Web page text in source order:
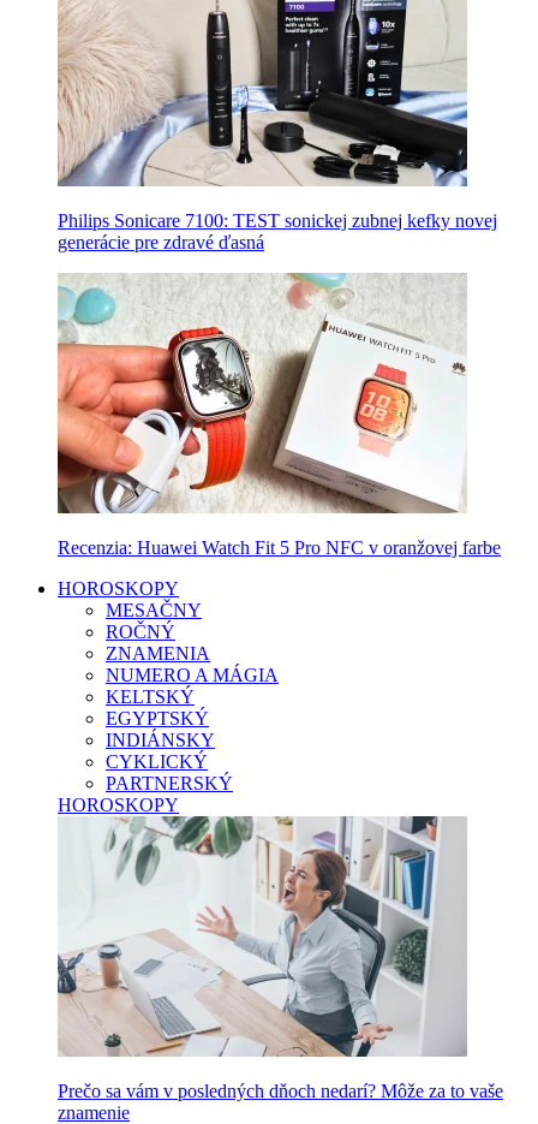
Philips Sonicare 7100: TEST sonickej zubnej kefky novej
generácie pre zdravé ďasná
Recenzia: Huawei Watch Fit 5 Pro NFC v oranžovej farbe
HOROSKOPY
MESAČNY
ROČNÝ
ZNAMENIA
NUMERO A MÁGIA
KELTSKÝ
EGYPTSKÝ
INDIÁNSKY
CYKLICKÝ
PARTNERSKÝ
HOROSKOPY
Prečo sa vám v posledných dňoch nedarí? Môže za to vaše
znamenie